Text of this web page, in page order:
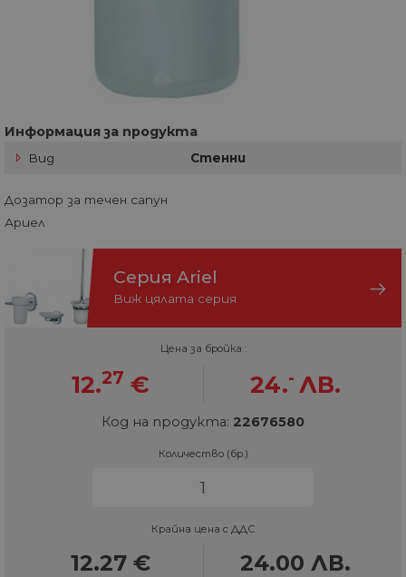
Информация за продукта
Вид Стенни
Дозатор за течен сапун
Ариел
Серия Ariel
Виж цялата серия
Цена за бройка :
12.27 € 24.- ЛВ.
Код на продукта: 22676580
Количество (бр.)
Крайна цена с ДДС
12.27 € 24.00 ЛВ.